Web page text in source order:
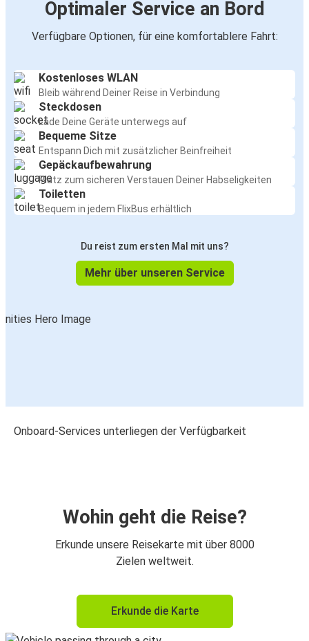
Optimaler Service an Bord
Verfügbare Optionen, für eine komfortablere Fahrt:
Kostenloses WLAN
Bleib während Deiner Reise in Verbindung
Steckdosen
Lade Deine Geräte unterwegs auf
Bequeme Sitze
Entspann Dich mit zusätzlicher Beinfreiheit
Gepäckaufbewahrung
Platz zum sicheren Verstauen Deiner Habseligkeiten
Toiletten
Bequem in jedem FlixBus erhältlich
Du reist zum ersten Mal mit uns?
Mehr über unseren Service
Onboard-Services unterliegen der Verfügbarkeit
Wohin geht die Reise?
Erkunde unsere Reisekarte mit über 8000
Zielen weltweit.
Erkunde die Karte